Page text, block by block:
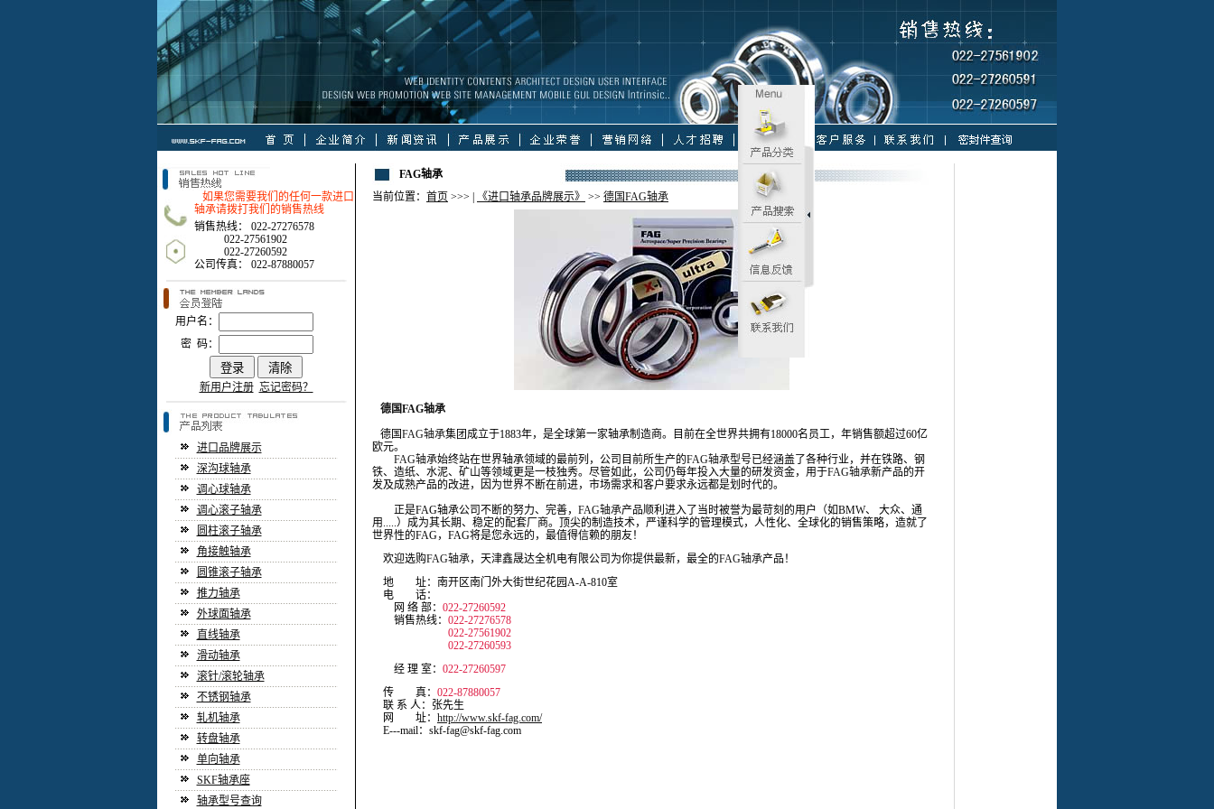
如果您需要我们的任何一款进口
轴承请拨打我们的销售热线
销售热线： 022-27276578
022-27561902
022-27260592
公司传真： 022-87880057
用户名：
密 码：
新用户注册 忘记密码？
进口品牌展示
深沟球轴承
调心球轴承
调心滚子轴承
圆柱滚子轴承
角接触轴承
圆锥滚子轴承
推力轴承
外球面轴承
直线轴承
滑动轴承
滚针/滚轮轴承
不锈钢轴承
轧机轴承
转盘轴承
单向轴承
SKF轴承座
轴承型号查询
FAG轴承
当前位置： 首页 >>> | 《进口轴承品牌展示》 >> 德国FAG轴承
德国FAG轴承
德国FAG轴承集团成立于1883年，是全球第一家轴承制造商。目前在全世界共拥有18000名员工，年销售额超过60亿
欧元。
FAG轴承始终站在世界轴承领域的最前列，公司目前所生产的FAG轴承型号已经涵盖了各种行业，并在铁路、钢
铁、造纸、水泥、矿山等领域更是一枝独秀。尽管如此，公司仍每年投入大量的研发资金，用于FAG轴承新产品的开
发及成熟产品的改进，因为世界不断在前进，市场需求和客户要求永远都是划时代的。
正是FAG轴承公司不断的努力、完善， FAG轴承产品顺利进入了当时被誉为最苛刻的用户（如BMW、 大众、通
用.....）成为其长期、稳定的配套厂商。顶尖的制造技术，严谨科学的管理模式，人性化、全球化的销售策略，造就了
世界性的FAG，FAG将是您永远的，最值得信赖的朋友！
欢迎选购FAG轴承，天津鑫晟达全机电有限公司为你提供最新，最全的FAG轴承产品！
地 址：南开区南门外大街世纪花园A-A-810室
电 话：
网 络 部： 022-27260592
销售热线： 022-27276578
022-27561902
022-27260593
经 理 室： 022-27260597
传 真： 022-87880057
联 系 人：张先生
网 址： http://www.skf-fag.com/
E---mail：skf-fag@skf-fag.com